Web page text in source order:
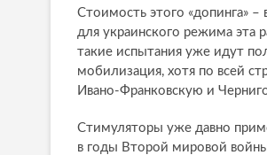
Стоимость этого «допинга» –
для украинского режима эта
такие испытания уже идут
мобилизация, хотя по всей
Ивано-Франковскую и
Стимуляторы уже давно
в годы Второй мировой